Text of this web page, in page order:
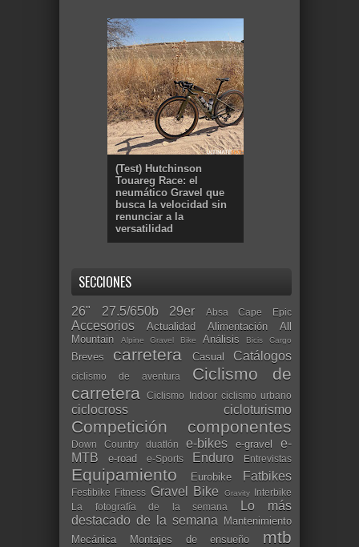
(Test) Hutchinson
Touareg Race: el
neumático Gravel que
busca la velocidad sin
renunciar a la
versatilidad
SECCIONES
26" 27.5/650b 29er Absa Cape Epic
Accesorios Actualidad Alimentación
All
Mountain
Alpine Gravel Bike Análisis Bicis Cargo
Breves carretera Casual Catálogos
ciclismo de aventura
Ciclismo de
carretera
Ciclismo Indoor ciclismo urbano
ciclocross cicloturismo
Competición componentes
Down Country duatlón e-bikes e-gravel
e-
MTB
e-road e-Sports Enduro Entrevistas
Equipamiento Eurobike Fatbikes
Festibike Fitness Gravel Bike Gravity Interbike
La fotografía de la semana
Lo más
destacado de la semana
Mantenimiento
Mecánica
Montajes de ensueño
mtb